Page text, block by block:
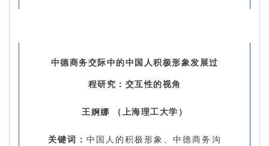
中德商务交际中的中国人积极形象发展过
程研究：交互性的视角
王婀娜 （上海理工大学）
关键词：中国人的积极形象、中德商务沟